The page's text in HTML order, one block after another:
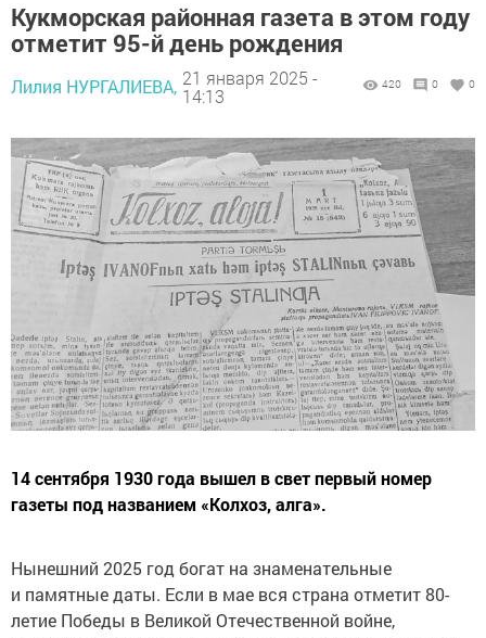
Кукморская районная газета в этом году
отметит 95-й день рождения
Лилия НУРГАЛИЕВА, 21 января 2025 -
14:13
420 0 0
14 сентября 1930 года вышел в свет первый номер
газеты под названием «Колхоз, алга».
Нынешний 2025 год богат на знаменательные
и памятные даты. Если в мае вся страна отметит 80-
летие Победы в Великой Отечественной войне,